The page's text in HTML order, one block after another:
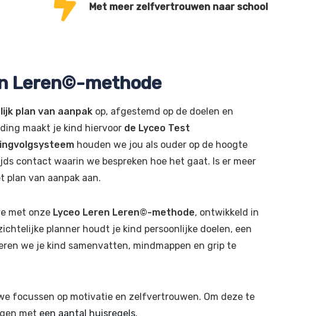
Met meer zelfvertrouwen naar school
Leren©-methode
plan van aanpakop, afgestemd op de doelen en
maakt je kind hiervoor de Lyceo Test
houden we jou als ouder op de hoogte
contact waarin we bespreken hoe het gaat. Is er meer
plan van aanpak aan.
met onze Lyceo Leren Leren©-methode, ontwikkeld in
planner houdt je kind persoonlijke doelen, een
we je kind samenvatten, mindmappen en grip te
focussen op motivatie en zelfvertrouwen. Om deze te
met een aantal huisregels.